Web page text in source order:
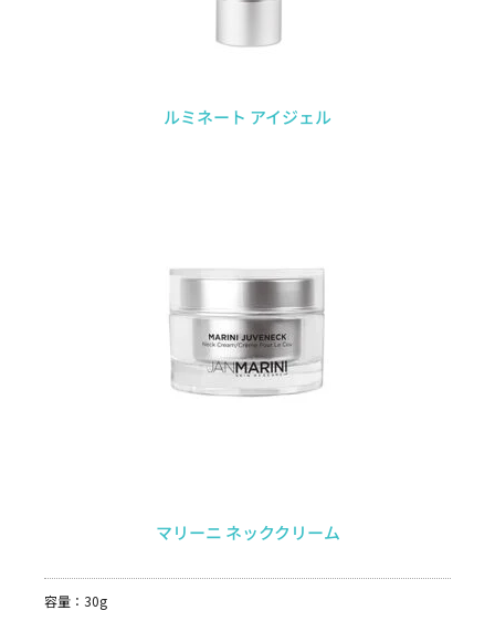
ルミネート アイジェル
マリーニ ネッククリーム
容量：30g